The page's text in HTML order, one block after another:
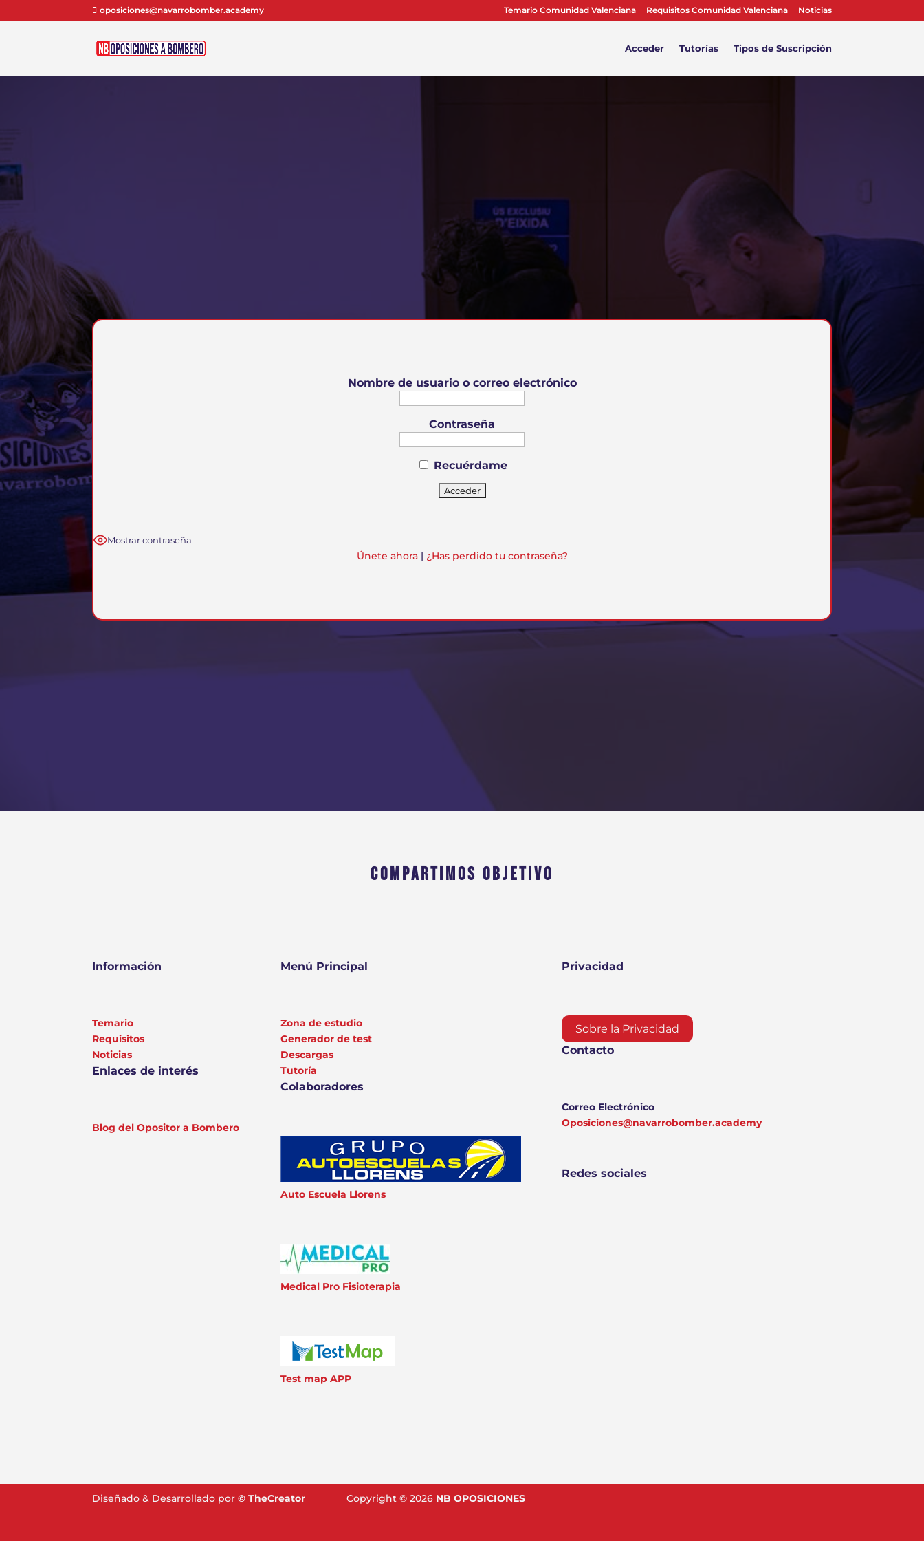
oposiciones@navarrobomber.academy Temario Comunidad Valenciana Requisitos Comunidad Valenciana Noticias
Acceder Tutorías Tipos de Suscripción
Nombre de usuario o correo electrónico
Contraseña
Recuérdame
Mostrar contraseña
Únete ahora| ¿Has perdido tu contraseña?
COMPARTIMOS OBJETIVO
Información
Temario
Requisitos
Noticias
Enlaces de interés
Blog del Opositor a Bombero
Menú Principal
Zona de estudio
Generador de test
Descargas
Tutoría
Colaboradores
Auto Escuela Llorens
Medical Pro Fisioterapia
Test map APP
Privacidad
Sobre la Privacidad
Contacto
Correo Electrónico
Oposiciones@navarrobomber.academy
Redes sociales
Diseñado & Desarrollado por©TheCreator Copyright © 2026 NB OPOSICIONES